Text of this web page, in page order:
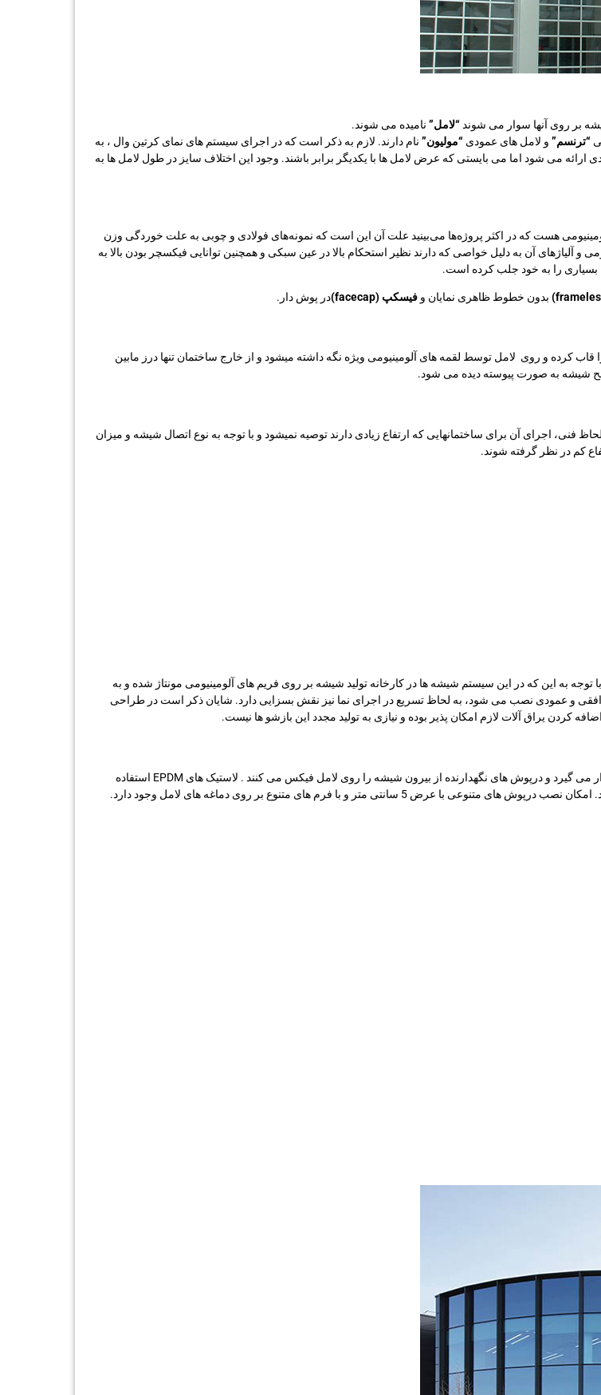
بر روی آنها سوار می شوند “لامل” نامیده می شوند.
“ترنسم” و لامل های عمودی “مولیون” نام دارند. لازم به ذکر است که در اجرای سیستم های نمای کرتین وال ، به
می شود اما می بایستی که عرض لامل ها با یکدیگر برابر باشند. وجود این اختلاف سایز در طول لامل ها به
هست که در اکثر پروژه‌ها می‌بینید علت آن این است که نمونه‌های فولادی و چوبی به علت خوردگی وزن
و آلیاژهای آن به دلیل خواصی که دارند نظیر استحکام بالا در عین سبکی و همچنین توانایی فیکسچر بودن بالا به
را به خود جلب کرده است.
بدون خطوط ظاهری نمایان وفیسکپ (facecap) در پوش دار.
و روی لامل توسط لقمه های آلومینیومی ویژه نگه داشته میشود و از خارج ساختمان تنها درز مابین
شیشه به صورت پیوسته دیده می شود.
اجرای آن برای ساختمانهایی که ارتفاع زیادی دارند توصیه نمیشود و با توجه به نوع اتصال شیشه و میزان
کم در نظر گرفته شوند.
به این که در این سیستم شیشه ها در کارخانه تولید شیشه بر روی فریم های آلومینیومی مونتاژ شده و به
و عمودی نصب می شود، به لحاظ تسریع در اجرای نما نیز نقش بسزایی دارد. شایان ذکر است در طراحی
کردن یراق آلات لازم امکان پذیر بوده و نیازی به تولید مجدد این بازشو ها نیست.
در سیستم نمای کرتن وال – لامل درپوش دار ، شیشه مستقیما بر روی سازه لامل قرار می گیرد و درپوش های نگهدارنده از بیرون شیشه را روی لامل فیکس می کنند . لاستیک های EPDM استفاده
متر و با فرم های متنوع بر روی دماغه های لامل وجود دارد.